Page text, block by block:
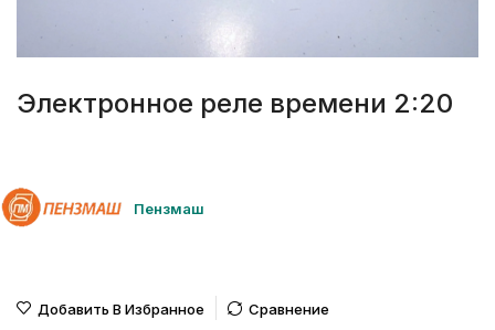
Электронное реле времени 2:20
Пензмаш
Добавить В Избранное Сравнение